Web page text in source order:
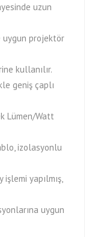
uzun
projektör
kullanılır.
geniş çaplı
Lümen/Watt
izolasyonlu
yapılmış,
uygun